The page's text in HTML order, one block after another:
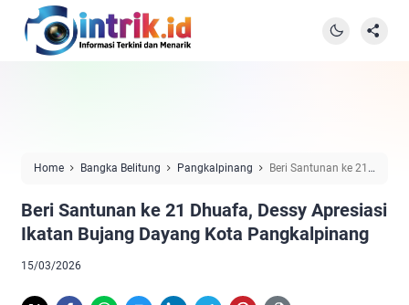
Home Bangka Belitung Pangkalpinang
Beri Santunan ke 21
Beri Santunan ke 21 Dhuafa, Dessy Apresiasi
Ikatan Bujang Dayang Kota Pangkalpinang
15/03/2026